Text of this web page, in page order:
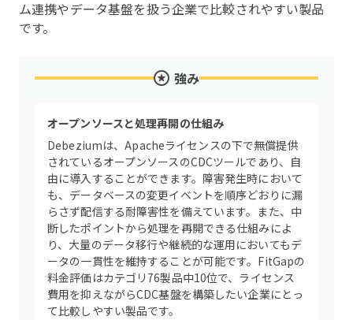
ム連携やデータ基盤を扱う企業で比較されやすい製品
です。
強み
オープンソースと処理再開の仕組み
Debeziumは、Apacheライセンスの下で無償提供
されているオープンソースのCDCツールであり、自
由に導入することができます。障害発生時において
も、データベースの変更イベントを順序どおりに漏
らさず配信する耐障害性を備えています。また、中
断したポイントから処理を再開できる仕組みによ
り、大量のデータ移行や継続的な運用においてもデ
ータの一貫性を維持することが可能です。FitGapの
料金評価はカテゴリ76製品中10位で、ライセンス
費用を抑えながらCDC基盤を構築したい企業にとっ
て比較しやすい製品です。